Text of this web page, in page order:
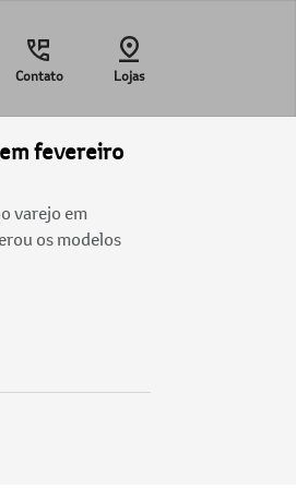
Contato Lojas
fevereiro
varejo em
os modelos